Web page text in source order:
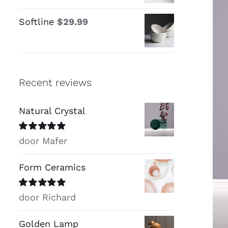
Softline $29.99
Recent reviews
Natural Crystal
Beoordeeld
door Mafer
Form Ceramics
Beoordeeld
door Richard
Golden Lamp